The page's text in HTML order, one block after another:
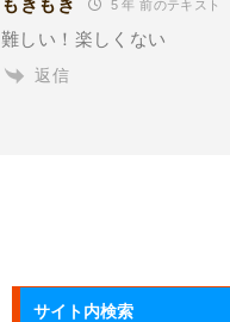
もきもき 5 年 前のテキスト
難しい！楽しくない
返信
サイト内検索